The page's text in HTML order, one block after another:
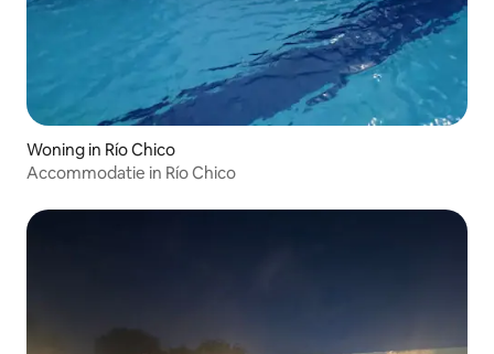
Woning in Río Chico
Accommodatie in Río Chico